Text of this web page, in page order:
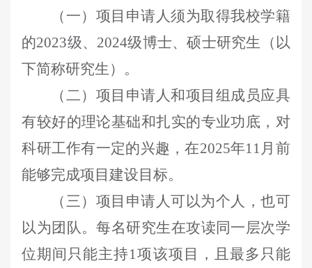
（一） 项目申请人须为取得我校学籍
的2023级、 2024级博士、硕士研究生（以
下简称研究生）。
（二） 项目申请人和项目组成员应具
有较好的理论基础和扎实的专业功底，对
科研工作有一定的兴趣，在2025年11 月前
能够完成项目建设目标。
（三） 项目申请人可以为个人，也可
以为团队。每名研究生在攻读同一层次学
位期间只能主持1项该项目，且最多只能